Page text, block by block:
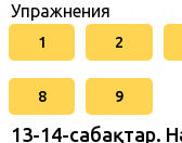
Упражнения
1 2
8 9
13-14-сабақтар.